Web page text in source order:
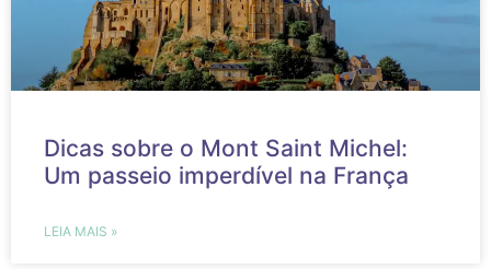
Dicas sobre o Mont Saint Michel:
Um passeio imperdível na França
LEIA MAIS »